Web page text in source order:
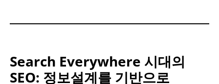
Search Everywhere 시대의
SEO: 정보설계를 기반으로